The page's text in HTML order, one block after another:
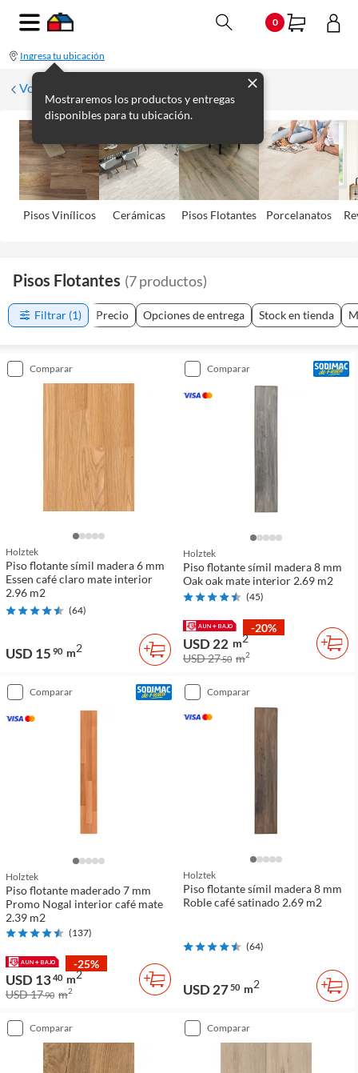
0
Ingresa tu ubicación
Mostraremos los productos y entregas
disponibles para tu ubicación.
Volver
Pisos Viní­licos Cerámicas Pisos Flotantes Porcelanatos
Pisos Flotantes (7productos)
Filtrar (1) Precio Opciones de entrega Stock en tienda
comparar
Holztek
Piso flotante símil madera 6 mm
Essen café claro mate interior
2.96 m2
(64)
USD 15 90 m2
comparar
Holztek
Piso flotante símil madera 8 mm
Oak oak mate interior 2.69 m2
(45)
-20%
USD 22 m2
USD 2750 m2
comparar
Holztek
Piso flotante maderado 7 mm
Promo Nogal interior café mate
2.39 m2
(137)
-25%
USD 1340 m2
USD 1790 m2
comparar
Holztek
Piso flotante símil madera 8 mm
Roble café satinado 2.69 m2
(64)
USD 2750 m2
comparar comparar